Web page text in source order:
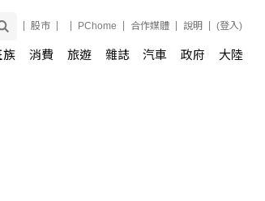
股市 PChome 合作媒體 說明 (登入)
族 消費 旅遊 雜誌 汽車 政府 大陸